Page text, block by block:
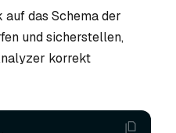
das Schema der
und sicherstellen,
korrekt